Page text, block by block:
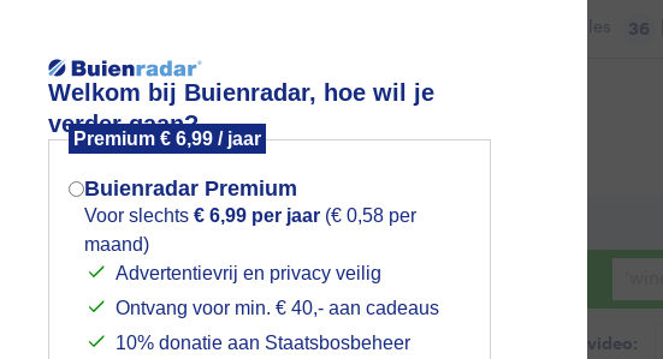
Welkom bij Buienradar, hoe wil je
verder gaan?
Premium € 6,99 / jaar
Buienradar Premium
Voor slechts € 6,99 per jaar (€ 0,58 per
maand)
Advertentievrij en privacy veilig
Ontvang voor min. € 40,- aan cadeaus
10% donatie aan Staatsbosbeheer
Files 36
Lees meer.
Foto en video Weerzine
Zoeken in foto & video:
Mogen we je locatie gebruiken voor
het weer?